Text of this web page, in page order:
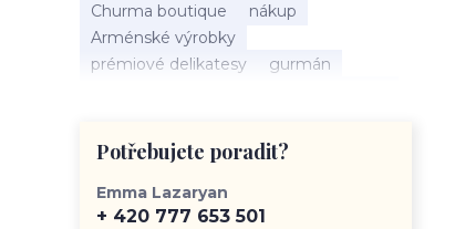
Churma boutique
nákup
Arménské výrobky
prémiové delikatesy
gurmán
zdravý život
životní styl
Potřebujete poradit?
Emma Lazaryan
+ 420 777 653 501